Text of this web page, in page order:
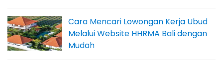
Cara Mencari Lowongan Kerja Ubud
Melalui Website HHRMA Bali dengan
Mudah